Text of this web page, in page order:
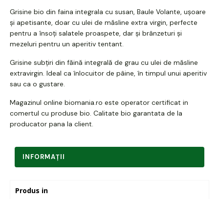
Grisine bio din faina integrala cu susan, Baule Volante, ușoare
și apetisante, doar cu ulei de măsline extra virgin, perfecte
pentru a însoți salatele proaspete, dar și brânzeturi și
mezeluri pentru un aperitiv tentant.
Grisine subțiri din făină integrală de grau cu ulei de măsline
extravirgin. Ideal ca înlocuitor de pâine, în timpul unui aperitiv
sau ca o gustare.
Magazinul online biomania.ro este operator certificat in
comertul cu produse bio. Calitate bio garantata de la
producator pana la client.
INFORMAŢII
Produs in